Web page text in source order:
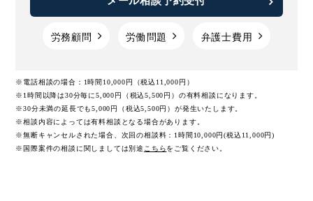
労務顧問 労働問題 弁護士費用
※電話相談の場合：1時間10,000円（税込11,000円）
※1時間以降は30分毎に5,000円（税込5,500円）の有料相談になります。
※30分未満の延長でも5,000円（税込5,500円）が発生いたします。
※相談内容によっては有料相談となる場合があります。
※無断キャンセルされた場合、次回の相談料：1時間10,000円(税込11,000円)
※国際案件の相談に関しましては別途 こちらをご覧ください。